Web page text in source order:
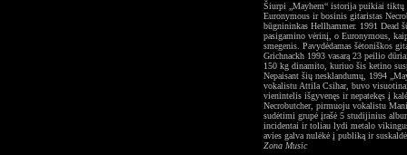
Šiurpi „Mayhem“ istorija puikiai tiktų
Euronymous ir bosinis gitaristas
būgnininkas Hellhammer. 1991 Dead
pasigamino vėrinį, o Euronymous,
smegenis. Pavydėdamas šėtoniškos
Grichnackh 1993 vasarą 23 peilio
150 kg dinamito, kuriuo šis ketino
Nepaisant šių nesklandumų, 1994
vokalistu Attila Csihar, buvo
vienintelis išgyvenęs ir nepatekęs į
Necrobutcher, pirmuoju vokalistu
sudėtimi grupė įrašė 5 studijinius
incidentai ir toliau lydi metalo
avies galva nulėkė į publiką ir
Zona Music